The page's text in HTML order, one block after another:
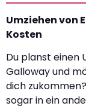
Umziehen von
Kosten
Du planst einen
Galloway und
dich
sogar in ein